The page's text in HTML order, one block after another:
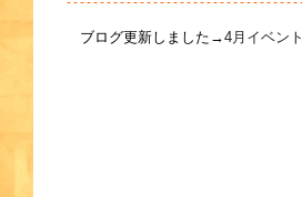
ブログ更新しました→4月イベント